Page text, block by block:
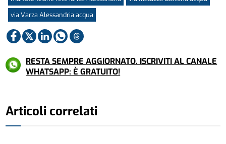
via Varza Alessandria acqua
RESTA SEMPRE AGGIORNATO. ISCRIVITI AL CANALE
WHATSAPP: È GRATUITO!
Articoli correlati